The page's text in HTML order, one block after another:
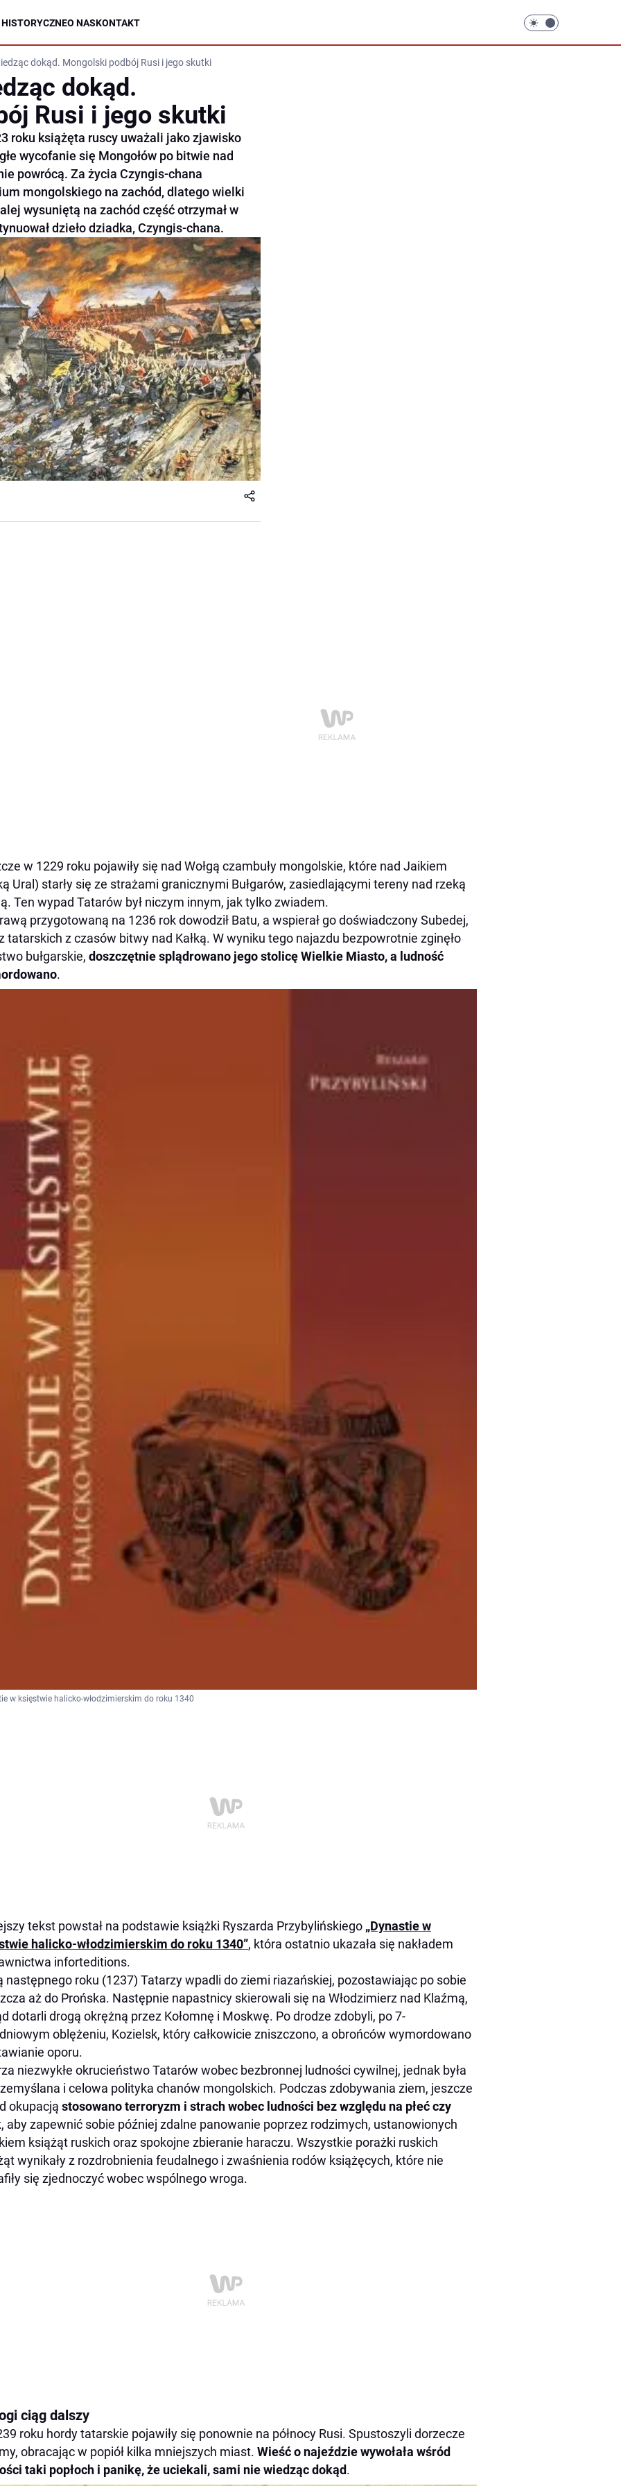
O NASKONTAKT
dokąd. Mongolski podbój Rusi i jego skutki
dokąd.
Rusi i jego skutki
roku książęta ruscy uważali jako zjawisko
wycofanie się Mongołów po bitwie nad
powrócą. Za życia Czyngis-chana
mongolskiego na zachód, dlatego wielki
wysuniętą na zachód część otrzymał w
dzieło dziadka, Czyngis-chana.
w 1229 roku pojawiły się nad Wołgą czambuły mongolskie, które nad Jaikiem
Ural) starły się ze strażami granicznymi Bułgarów, zasiedlającymi tereny nad rzeką
Ten wypad Tatarów był niczym innym, jak tylko zwiadem.
przygotowaną na 1236 rok dowodził Batu, a wspierał go doświadczony Subedej,
tatarskich z czasów bitwy nad Kałką. W wyniku tego najazdu bezpowrotnie zginęło
bułgarskie, doszczętnie splądrowano jego stolicę Wielkie Miasto, a ludność
.
w księstwie halicko-włodzimierskim do roku 1340
tekst powstał na podstawie książki Ryszarda Przybylińskiego „Dynastie w
halicko-włodzimierskim do roku 1340”, która ostatnio ukazała się nakładem
inforteditions.
następnego roku (1237) Tatarzy wpadli do ziemi riazańskiej, pozostawiając po sobie
aż do Prońska. Następnie napastnicy skierowali się na Włodzimierz nad Klaźmą,
dotarli drogą okrężną przez Kołomnę i Moskwę. Po drodze zdobyli, po 7-
oblężeniu, Kozielsk, który całkowicie zniszczono, a obrońców wymordowano
oporu.
niezwykłe okrucieństwo Tatarów wobec bezbronnej ludności cywilnej, jednak była
i celowa polityka chanów mongolskich. Podczas zdobywania ziem, jeszcze
okupacją stosowano terroryzm i strach wobec ludności bez względu na płeć czy
, aby zapewnić sobie później zdalne panowanie poprzez rodzimych, ustanowionych
książąt ruskich oraz spokojne zbieranie haraczu. Wszystkie porażki ruskich
wynikały z rozdrobnienia feudalnego i zwaśnienia rodów książęcych, które nie
się zjednoczyć wobec wspólnego wroga.
ciąg dalszy
roku hordy tatarskie pojawiły się ponownie na północy Rusi. Spustoszyli dorzecze
obracając w popiół kilka mniejszych miast. Wieść o najeździe wywołała wśród
taki popłoch i panikę, że uciekali, sami nie wiedząc dokąd.